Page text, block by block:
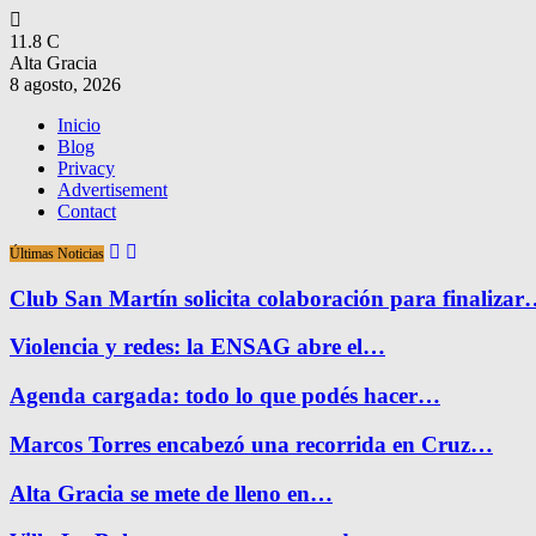
11.8 C
Alta Gracia
8 agosto, 2026
Inicio
Blog
Privacy
Advertisement
Contact
Últimas Noticias
Club San Martín solicita colaboración para
Violencia y redes: la ENSAG abre el…
Agenda cargada: todo lo que podés hacer…
Marcos Torres encabezó una recorrida en Cruz…
Alta Gracia se mete de lleno en…